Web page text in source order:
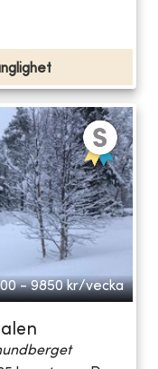
- 9850 kr/vecka